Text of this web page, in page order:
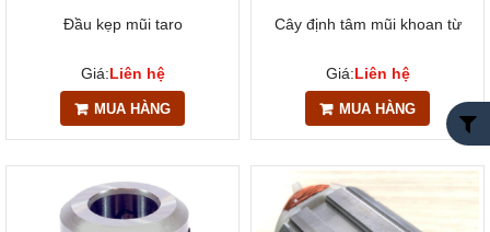
Đầu kẹp mũi taro
Giá:Liên hệ
MUA HÀNG
Cây định tâm mũi khoan từ
Giá:Liên hệ
MUA HÀNG